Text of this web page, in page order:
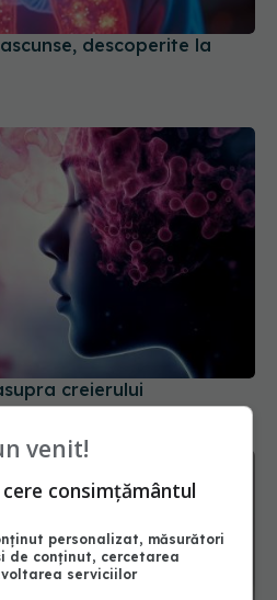
descoperite la
creierului
venit!
consimțământul
personalizat, măsurători
de conținut, cercetarea
serviciilor